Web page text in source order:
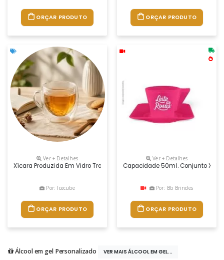
ORÇAR PRODUTO ORÇAR PRODUTO
Ver + Detalhes
Xícara Produzida Em Vidro Transparente, Com Capacidade Para Até
Por: Icecube
ORÇAR PRODUTO
Ver + Detalhes
Capacidade 50ml. Conjunto
Por: Bb Brindes
ORÇAR PRODUTO
Álcool em gel Personalizado VER MAIS ÁLCOOL EM GEL...